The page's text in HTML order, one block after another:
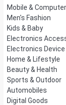
Mobile &
Men's Fashion
Kids & Baby
Electronics
Electronics Device
Home & Lifestyle
Beauty & Health
Sports & Outdoor
Automobiles
Digital Goods